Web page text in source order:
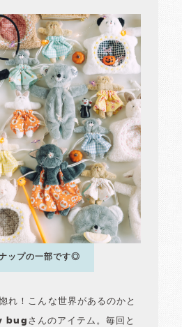
ップの一部です◎
れ！こんな世界があるのかと
さんのアイテム。毎回と